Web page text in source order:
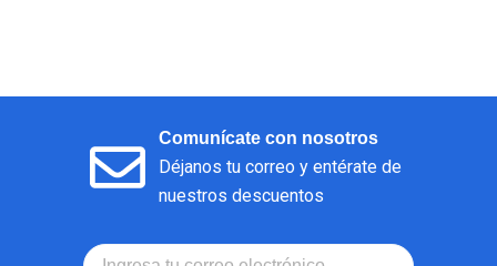
Comunícate con nosotros
Déjanos tu correo y entérate de
nuestros descuentos